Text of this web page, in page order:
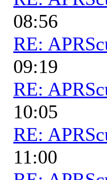
08:56
RE:
09:19
RE:
10:05
RE:
11:00